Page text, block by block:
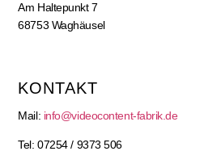
Am Haltepunkt 7
68753 Waghäusel
KONTAKT
Mail: info@videocontent-fabrik.de
Tel: 07254 / 9373 506